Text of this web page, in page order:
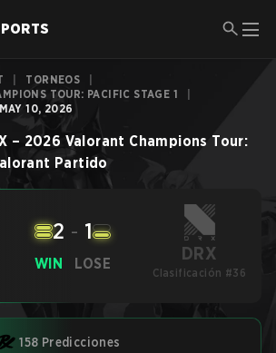
TORNEOS
TOUR: PACIFIC STAGE 1
10, 2026
– 2026 Valorant Champions Tour:
Partido
WIN
2 - 1
LOSE DRX
Clasificación #36
158 Predicciones